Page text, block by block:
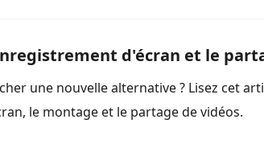
d'écran et le
une nouvelle alternative ? Lisez cet
le montage et le partage de vidéos.